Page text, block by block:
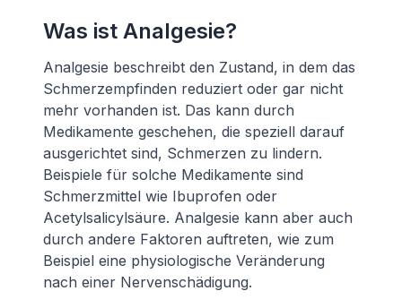
Was ist Analgesie?
Analgesie beschreibt den Zustand, in dem das
Schmerzempfinden reduziert oder gar nicht
mehr vorhanden ist. Das kann durch
Medikamente geschehen, die speziell darauf
ausgerichtet sind, Schmerzen zu lindern.
Beispiele für solche Medikamente sind
Schmerzmittel wie Ibuprofen oder
Acetylsalicylsäure. Analgesie kann aber auch
durch andere Faktoren auftreten, wie zum
Beispiel eine physiologische Veränderung
nach einer Nervenschädigung.